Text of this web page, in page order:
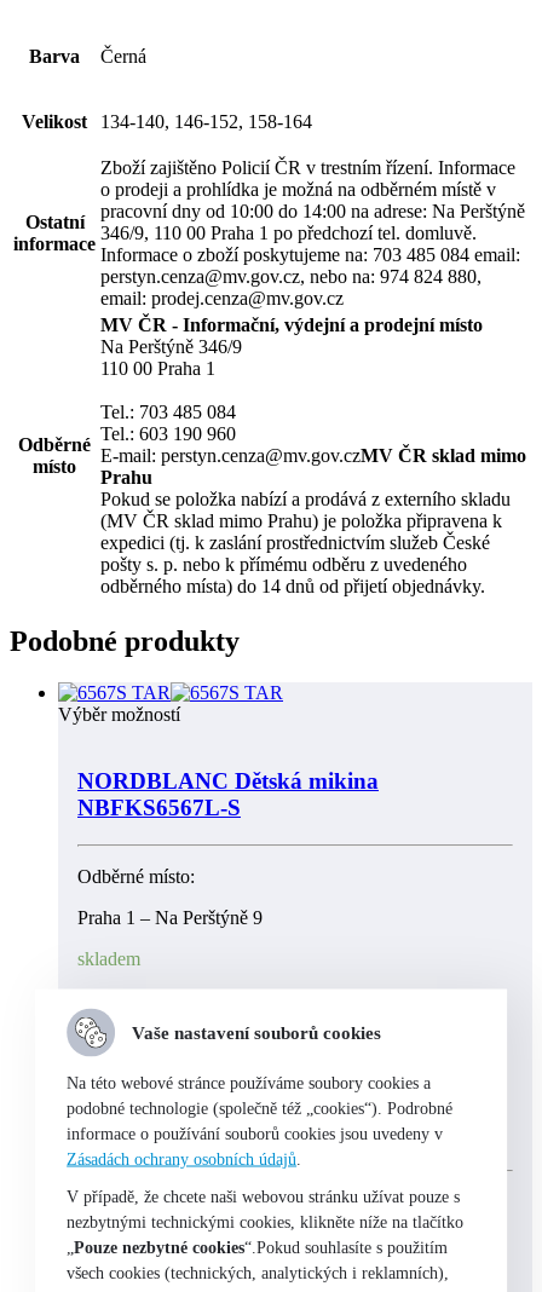
Barva Černá
Velikost 134-140, 146-152, 158-164
Ostatní
informace
Zboží zajištěno Policií ČR v trestním řízení. Informace
o prodeji a prohlídka je možná na odběrném místě v
pracovní dny od 10:00 do 14:00 na adrese: Na Perštýně
346/9, 110 00 Praha 1 po předchozí tel. domluvě.
Informace o zboží poskytujeme na: 703 485 084 email:
perstyn.cenza@mv.gov.cz, nebo na: 974 824 880,
email: prodej.cenza@mv.gov.cz
Odběrné
místo
MV ČR - Informační, výdejní a prodejní místo
Na Perštýně 346/9
110 00 Praha 1
Tel.: 703 485 084
Tel.: 603 190 960
E-mail: perstyn.cenza@mv.gov.czMV ČR sklad mimo
Prahu
Pokud se položka nabízí a prodává z externího skladu
(MV ČR sklad mimo Prahu) je položka připravena k
expedici (tj. k zaslání prostřednictvím služeb České
pošty s. p. nebo k přímému odběru z uvedeného
odběrného místa) do 14 dnů od přijetí objednávky.
Podobné produkty
Výběr možností
NORDBLANC Dětská mikina
NBFKS6567L-S
Odběrné místo:
Praha 1 – Na Perštýně 9
skladem
Výběr možností
NORDBLANC Dětské cyklistické tričko
NBSKF6854L
Odběrné místo:
Praha 1 – Na Perštýně 9
skladem
Vaše nastavení souborů cookies
Na této webové stránce používáme soubory cookies a
podobné technologie (společně též „cookies“). Podrobné
informace o používání souborů cookies jsou uvedeny v
Zásadách ochrany osobních údajů
V případě, že chcete naši webovou stránku užívat pouze s
nezbytnými technickými cookies, klikněte níže na tlačítko
„Pouze nezbytné cookies“.Pokud souhlasíte s použitím
všech cookies (technických, analytických i reklamních),